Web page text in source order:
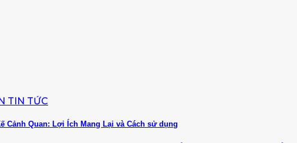
TIN TỨC
Cảnh Quan: Lợi Ích Mang Lại và Cách sử dụng